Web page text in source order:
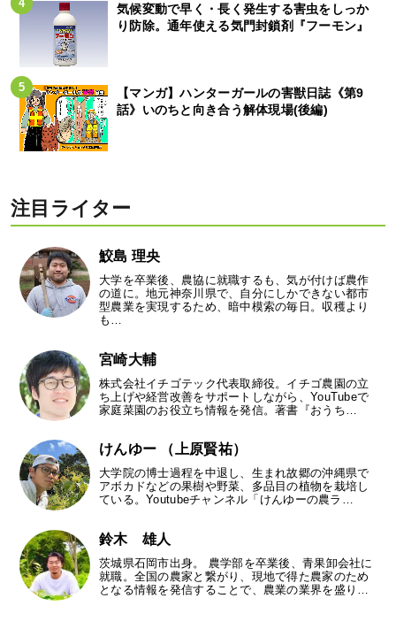
気候変動で早く・長く発生する害虫をしっか
り防除。通年使える気門封鎖剤『フーモン』
【マンガ】ハンターガールの害獣日誌《第9
話》いのちと向き合う解体現場(後編)
注目ライター
鮫島 理央
大学を卒業後、農協に就職するも、気が付けば農作
の道に。地元神奈川県で、自分にしかできない都市
型農業を実現するため、暗中模索の毎日。収穫より
も…
宮崎大輔
株式会社イチゴテック代表取締役。イチゴ農園の立
ち上げや経営改善をサポートしながら、YouTubeで
家庭菜園のお役立ち情報を発信。著書『おうち…
けんゆー （上原賢祐）
大学院の博士過程を中退し、生まれ故郷の沖縄県で
アボカドなどの果樹や野菜、多品目の植物を栽培し
ている。Youtubeチャンネル「けんゆーの農ラ…
鈴木 雄人
茨城県石岡市出身。 農学部を卒業後、青果卸会社に
就職。全国の農家と繋がり、現地で得た農家のため
となる情報を発信することで、農業の業界を盛り…